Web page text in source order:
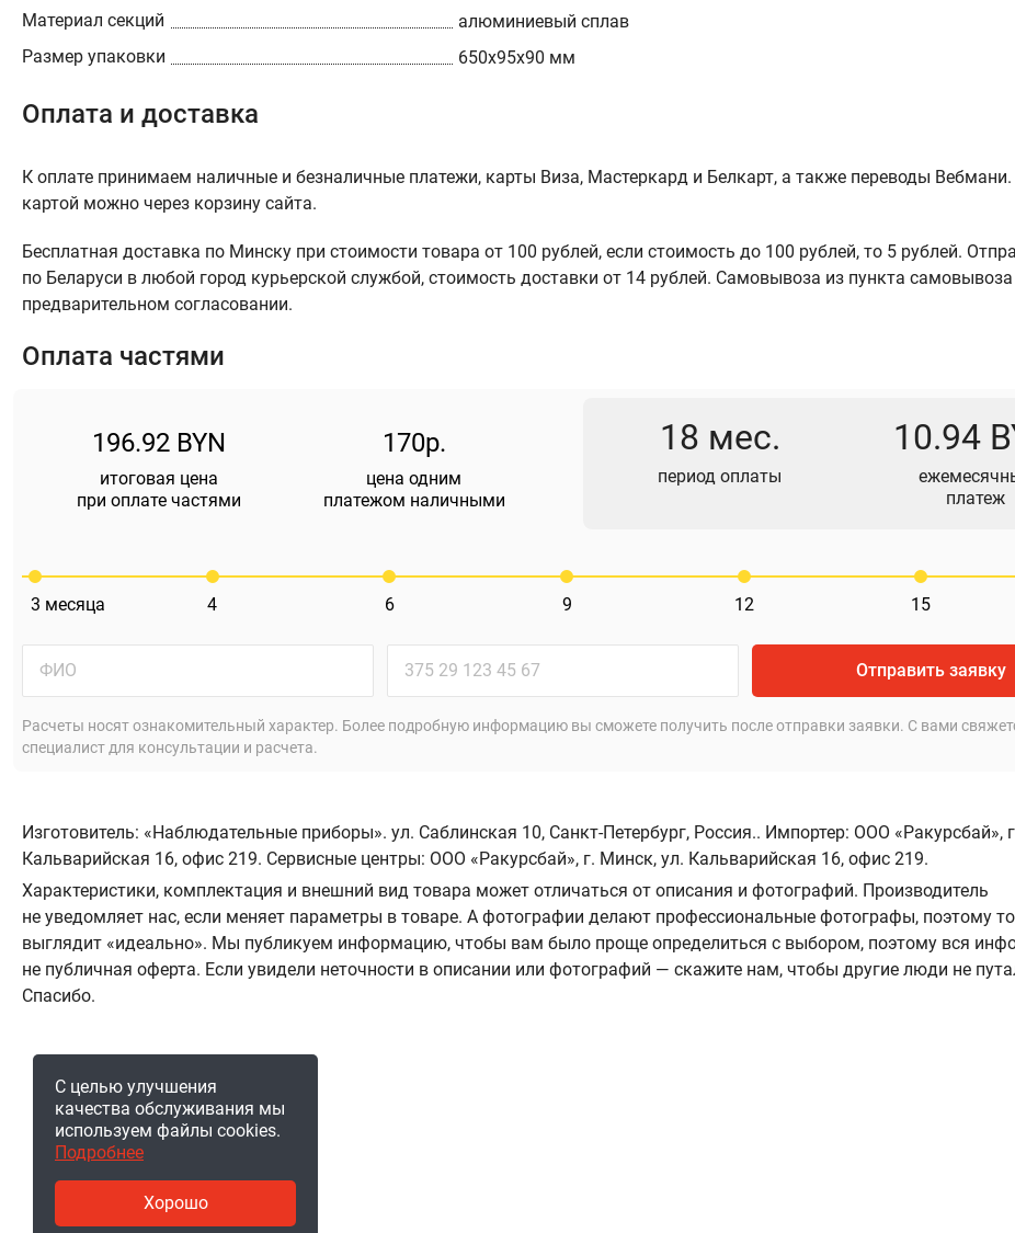
Материал секций
алюминиевый сплав
Размер упаковки
650х95х90 мм
Оплата и доставка
К оплате принимаем наличные и безналичные платежи, карты Виза, Мастеркард и Белкарт, а также переводы
картой можно через корзину сайта.
Бесплатная доставка по Минску при стоимости товара от 100 рублей, если стоимость до 100 рублей, то 5 рублей.
по Беларуси в любой город курьерской службой, стоимость доставки от 14 рублей. Самовывоза из пункта
предварительном согласовании.
Оплата частями
196.92 BYN
итоговая цена
при оплате частями
170р.
цена одним
платежом наличными
18 мес.
период оплаты
10.94
платеж
15
12
9
6
4
3 месяца
Отправить заявку
Расчеты носят ознакомительный характер. Более подробную информацию вы сможете получить после отправки заявки. С вами
специалист для консультации и расчета.
Изготовитель: «Наблюдательные приборы». ул. Саблинская 10, Санкт-Петербург, Россия.. Импортер: ООО «Ракурсбай»,
Кальварийская 16, офис 219. Сервисные центры: ООО «Ракурсбай», г. Минск, ул. Кальварийская 16, офис 219.
Характеристики, комплектация и внешний вид товара может отличаться от описания и фотографий. Производитель
не уведомляет нас, если меняет параметры в товаре. А фотографии делают профессиональные фотографы, поэтому
выглядит «идеально». Мы публикуем информацию, чтобы вам было проще определиться с выбором, поэтому вся
не публичная оферта. Если увидели неточности в описании или фотографий — скажите нам, чтобы другие люди не
Спасибо.
С целью улучшения
качества обслуживания мы
используем файлы cookies.
Подробнее
Хорошо